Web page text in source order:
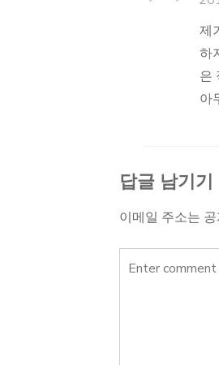
제
하
은
아
답글 남기기
이메일 주소는